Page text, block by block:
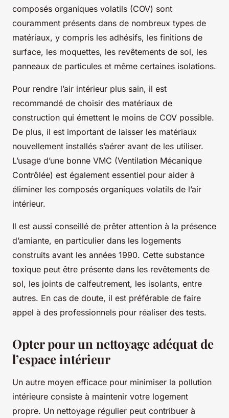
composés organiques volatils (COV) sont
couramment présents dans de nombreux types de
matériaux, y compris les adhésifs, les finitions de
surface, les moquettes, les revêtements de sol, les
panneaux de particules et même certaines isolations.
Pour rendre l’air intérieur plus sain, il est
recommandé de choisir des matériaux de
construction qui émettent le moins de COV possible.
De plus, il est important de laisser les matériaux
nouvellement installés s’aérer avant de les utiliser.
L’usage d’une bonne VMC (Ventilation Mécanique
Contrôlée) est également essentiel pour aider à
éliminer les composés organiques volatils de l’air
intérieur.
Il est aussi conseillé de prêter attention à la présence
d’amiante, en particulier dans les logements
construits avant les années 1990. Cette substance
toxique peut être présente dans les revêtements de
sol, les joints de calfeutrement, les isolants, entre
autres. En cas de doute, il est préférable de faire
appel à des professionnels pour réaliser des tests.
Opter pour un nettoyage adéquat de
l’espace intérieur
Un autre moyen efficace pour minimiser la pollution
intérieure consiste à maintenir votre logement
propre. Un nettoyage régulier peut contribuer à